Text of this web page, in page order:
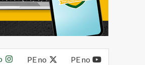
PE no PE no